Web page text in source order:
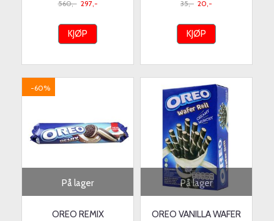
560,- 297,-
KJØP
35,- 20,-
KJØP
På lager
-60%
OREO REMIX
På lager
OREO VANILLA WAFER